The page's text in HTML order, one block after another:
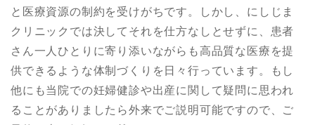
と医療資源の制約を受けがちです。しかし、にしじま
クリニックでは決してそれを仕方なしとせずに、患者
さん一人ひとりに寄り添いながらも高品質な医療を提
供できるような体制づくりを日々行っています。もし
他にも当院での妊婦健診や出産に関して疑問に思われ
ることがありましたら外来でご説明可能ですので、ご